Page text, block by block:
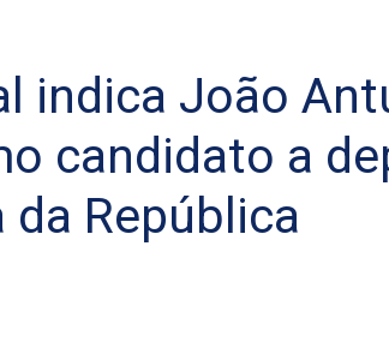
indica João
candidato a
República